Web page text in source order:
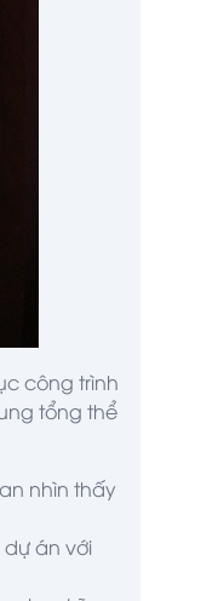
công trình
tổng thể
nhìn thấy
án với